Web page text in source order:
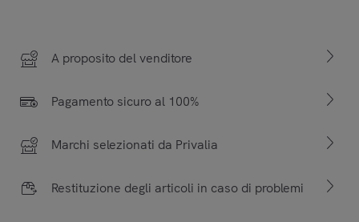
A proposito del venditore
Pagamento sicuro al 100%
Marchi selezionati da Privalia
Restituzione degli articoli in caso di problemi